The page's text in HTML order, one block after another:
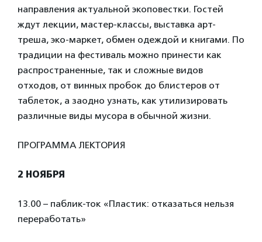
направления актуальной экоповестки. Гостей
ждут лекции, мастер-классы, выставка арт-
треша, эко-маркет, обмен одеждой и книгами. По
традиции на фестиваль можно принести как
распространенные, так и сложные видов
отходов, от винных пробок до блистеров от
таблеток, а заодно узнать, как утилизировать
различные виды мусора в обычной жизни.
ПРОГРАММА ЛЕКТОРИЯ
2 НОЯБРЯ
13.00 – паблик-ток «Пластик: отказаться нельзя
переработать»